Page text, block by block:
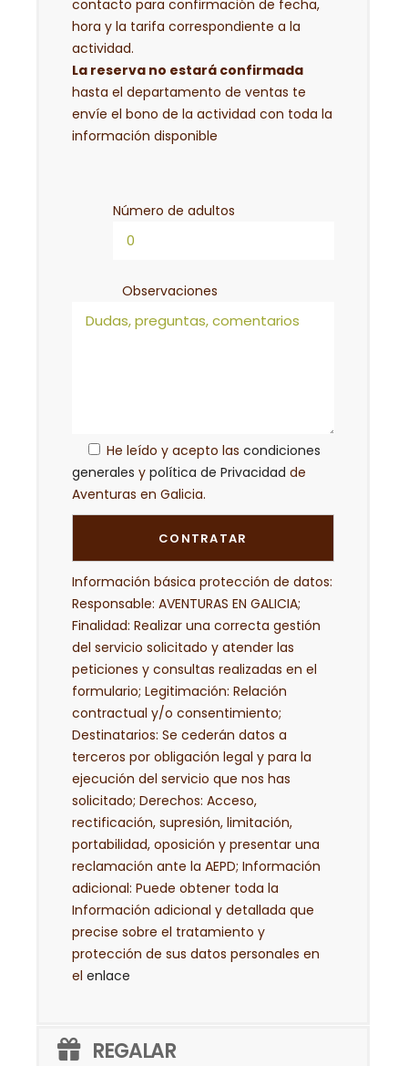
contacto para confirmación de fecha,
hora y la tarifa correspondiente a la
actividad.
La reserva no estará confirmada
hasta el departamento de ventas te
envíe el bono de la actividad con toda la
información disponible
Número de adultos
Observaciones
He leído y acepto las condiciones
generales y política de Privacidad de
Aventuras en Galicia.
Información básica protección de datos:
Responsable: AVENTURAS EN GALICIA;
Finalidad: Realizar una correcta gestión
del servicio solicitado y atender las
peticiones y consultas realizadas en el
formulario; Legitimación: Relación
contractual y/o consentimiento;
Destinatarios: Se cederán datos a
terceros por obligación legal y para la
ejecución del servicio que nos has
solicitado; Derechos: Acceso,
rectificación, supresión, limitación,
portabilidad, oposición y presentar una
reclamación ante la AEPD; Información
adicional: Puede obtener toda la
Información adicional y detallada que
precise sobre el tratamiento y
protección de sus datos personales en
el enlace
REGALAR